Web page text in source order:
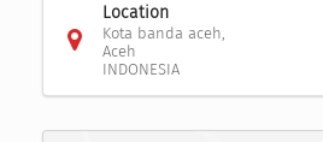
Location
Kota banda aceh,
Aceh
INDONESIA